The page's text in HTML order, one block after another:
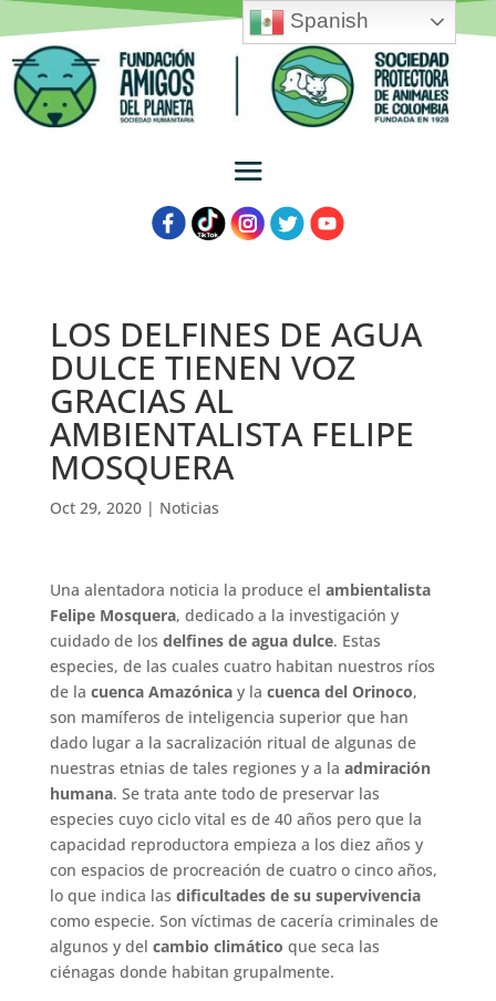
LOS DELFINES DE AGUA
DULCE TIENEN VOZ
GRACIAS AL
AMBIENTALISTA FELIPE
MOSQUERA
Oct 29, 2020| Noticias
Una alentadora noticia la produce el ambientalista
Felipe Mosquera, dedicado a la investigación y
cuidado de los delfines de agua dulce. Estas
especies, de las cuales cuatro habitan nuestros ríos
de la cuenca Amazónicay la cuenca del Orinoco,
son mamíferos de inteligencia superior que han
dado lugar a la sacralización ritual de algunas de
nuestras etnias de tales regiones y a la admiración
humana. Se trata ante todo de preservar las
especies cuyo ciclo vital es de 40 años pero que la
capacidad reproductora empieza a los diez años y
con espacios de procreación de cuatro o cinco años,
lo que indica las dificultades de su supervivencia
como especie. Son víctimas de cacería criminales de
algunos y del cambio climático que seca las
ciénagas donde habitan grupalmente.
Spanish